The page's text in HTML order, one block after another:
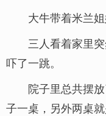
大牛带着米兰
三人看着家里
吓了一跳。
院子里总共摆
子一桌，另外两桌就